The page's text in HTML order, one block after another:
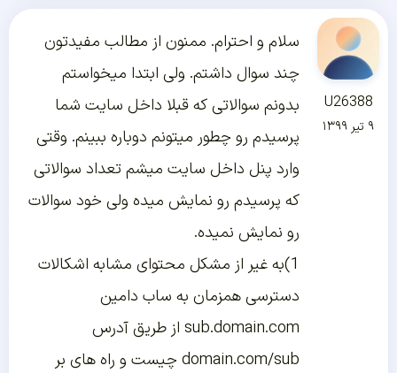
U26388
۹ تیر ۱۳۹۹
سلام و احترام. ممنون از مطالب مفیدتون
چند سوال داشتم. ولی ابتدا میخواستم
بدونم سوالاتی که قبلا داخل سایت شما
پرسیدم رو چطور میتونم دوباره ببینم. وقتی
وارد پنل داخل سایت میشم تعداد سوالاتی
که پرسیدم رو نمایش میده ولی خود سوالات
رو نمایش نمیده.
1)به غیر از مشکل محتوای مشابه اشکالات
دسترسی همزمان به ساب دامین
sub.domain.com از طریق آدرس
domain.com/sub چیست و راه های بر